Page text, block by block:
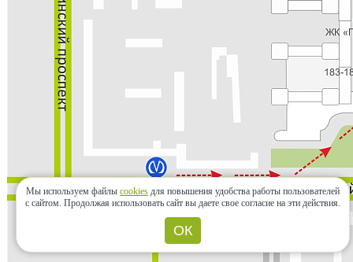
Мы используем файлы cookies для повышения удобства работы пользователей
с сайтом. Продолжая использовать сайт вы даете свое согласие на эти действия.
ОК